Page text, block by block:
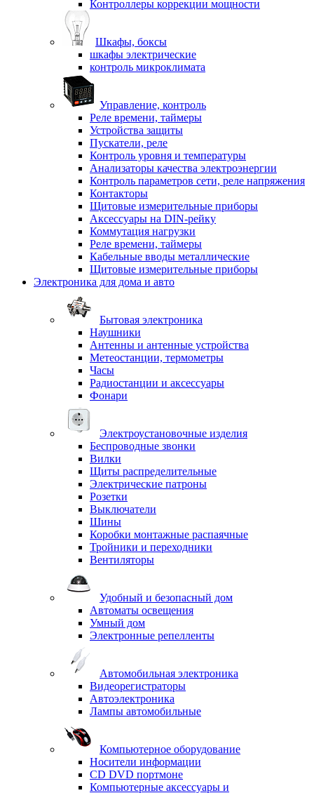
Контроллеры коррекции мощности
Шкафы, боксы
шкафы электрические
контроль микроклимата
Управление, контроль
Реле времени, таймеры
Устройства защиты
Пускатели, реле
Контроль уровня и температуры
Анализаторы качества электроэнергии
Контроль параметров сети, реле напряжения
Контакторы
Щитовые измерительные приборы
Аксессуары на DIN-рейку
Коммутация нагрузки
Реле времени, таймеры
Кабельные вводы металлические
Щитовые измерительные приборы
Электроника для дома и авто
Бытовая электроника
Наушники
Антенны и антенные устройства
Метеостанции, термометры
Часы
Радиостанции и аксессуары
Фонари
Электроустановочные изделия
Беспроводные звонки
Вилки
Щиты распределительные
Электрические патроны
Розетки
Выключатели
Шины
Коробки монтажные распаячные
Тройники и переходники
Вентиляторы
Удобный и безопасный дом
Автоматы освещения
Умный дом
Электронные репелленты
Автомобильная электроника
Видеорегистраторы
Автоэлектроника
Лампы автомобильные
Компьютерное оборудование
Носители информации
CD DVD портмоне
Компьютерные аксессуары и